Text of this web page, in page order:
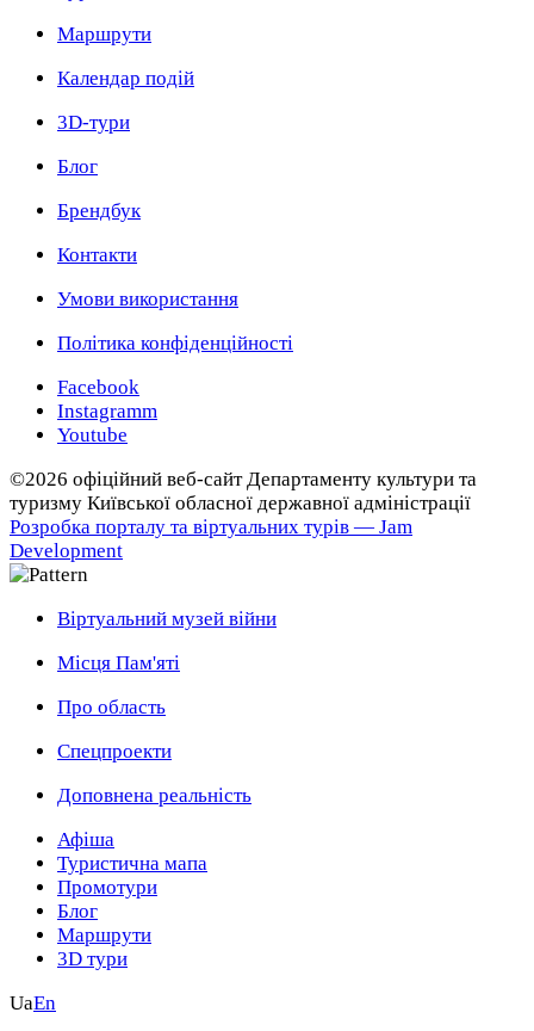
Маршрути
Календар подій
3D-тури
Блог
Брендбук
Контакти
Умови використання
Політика конфіденційності
Facebook
Instagramm
Youtube
©2026 офіційний веб-сайт Департаменту культури та
туризму Київської обласної державної адміністрації
Розробка порталу та віртуальних турів — Jam
Development
Віртуальний музей війни
Місця Пам'яті
Про область
Спецпроекти
Доповнена реальність
Афіша
Туристична мапа
Промотури
Блог
Маршрути
3D тури
UaEn